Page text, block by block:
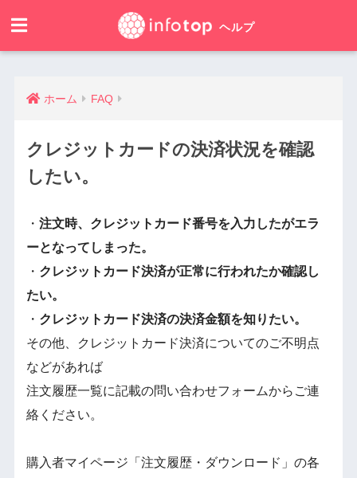
ホーム FAQ
クレジットカードの決済状況を確認
したい。
・ 注文時、クレジットカード番号を入力したがエラ
ーとなってしまった。
・ クレジットカード決済が正常に行われたか確認し
たい。
・ クレジットカード決済の決済金額を知りたい。
その他、クレジットカード決済についてのご不明点
などがあれば
注文履歴一覧に記載の問い合わせフォームからご連
絡ください。
購入者マイページ「注文履歴・ダウンロード」の各